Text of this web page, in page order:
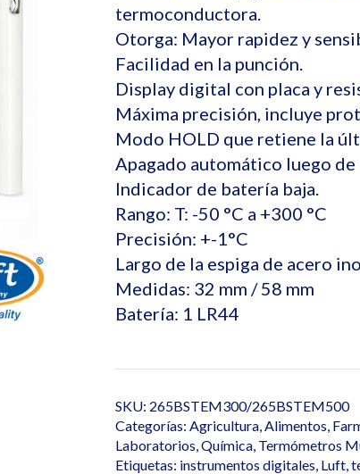
termoconductora.
Otorga: Mayor rapidez y
Facilidad en la punción.
Display digital con placa y
Máxima precisión, incluye
Modo HOLD que retiene la
Apagado automático luego
Indicador de batería baja.
Rango: T: -50 °C a +300 °C
Precisión: +-1°C
Largo de la espiga de acero
Medidas: 32 mm / 58 mm
Batería: 1 LR44
SKU: 265BSTEM300/265BSTEM500
Categorías: Agricultura,Alimentos,
Laboratorios,Química, Termómetros
Etiquetas: instrumentos digitales, Luft,